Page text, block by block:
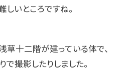
しいところですね。
草十二階が建っている体で、
で撮影したりしました。